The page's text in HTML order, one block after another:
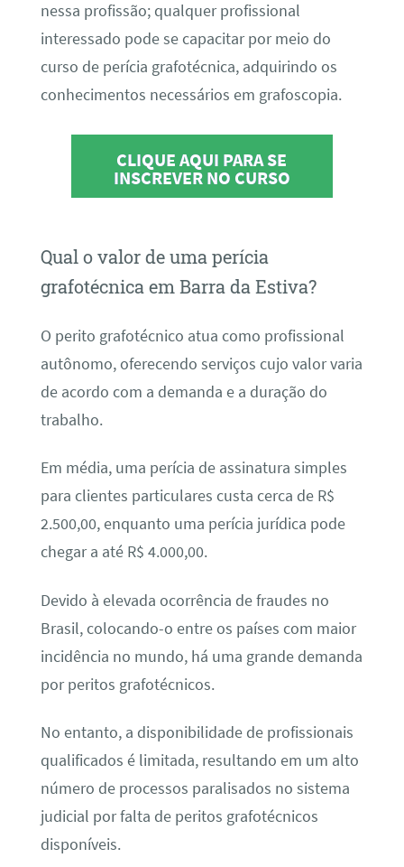
nessa profissão; qualquer profissional
interessado pode se capacitar por meio do
curso de perícia grafotécnica, adquirindo os
conhecimentos necessários em grafoscopia.
CLIQUE AQUI PARA SE
INSCREVER NO CURSO
Qual o valor de uma perícia
grafotécnica em Barra da Estiva?
O perito grafotécnico atua como profissional
autônomo, oferecendo serviços cujo valor varia
de acordo com a demanda e a duração do
trabalho.
Em média, uma perícia de assinatura simples
para clientes particulares custa cerca de R$
2.500,00, enquanto uma perícia jurídica pode
chegar a até R$ 4.000,00.
Devido à elevada ocorrência de fraudes no
Brasil, colocando-o entre os países com maior
incidência no mundo, há uma grande demanda
por peritos grafotécnicos.
No entanto, a disponibilidade de profissionais
qualificados é limitada, resultando em um alto
número de processos paralisados no sistema
judicial por falta de peritos grafotécnicos
disponíveis.